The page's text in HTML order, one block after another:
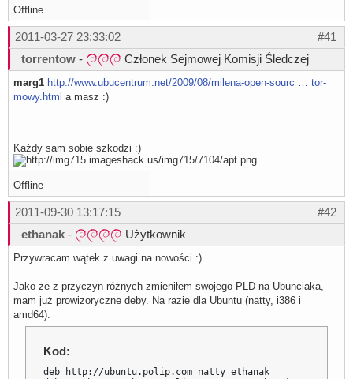
Offline
#41
2011-03-27 23:33:02
torrentow - Członek Sejmowej Komisji Śledczej
marg1 http://www.ubucentrum.net/2009/08/milena-open-sourc … tor-
mowy.html a masz :)
Każdy sam sobie szkodzi :)
Offline
#42
2011-09-30 13:17:15
ethanak - Użytkownik
Przywracam wątek z uwagi na nowości :)
Jako że z przyczyn różnych zmieniłem swojego PLD na Ubunciaka,
mam już prowizoryczne deby. Na razie dla Ubuntu (natty, i386 i
amd64):
Kod:
deb http://ubuntu.polip.com natty ethanak